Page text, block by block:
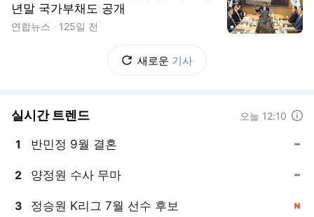
년말 국가부채도 공개
연합뉴스 125일 전
새로운 기사
실시간 트렌드 오늘 12:10
1 반민정 9월 결혼
2 양정원 수사 무마
3 정승원 K리그 7월 선수 후보